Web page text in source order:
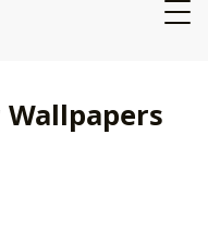
Wallpapers